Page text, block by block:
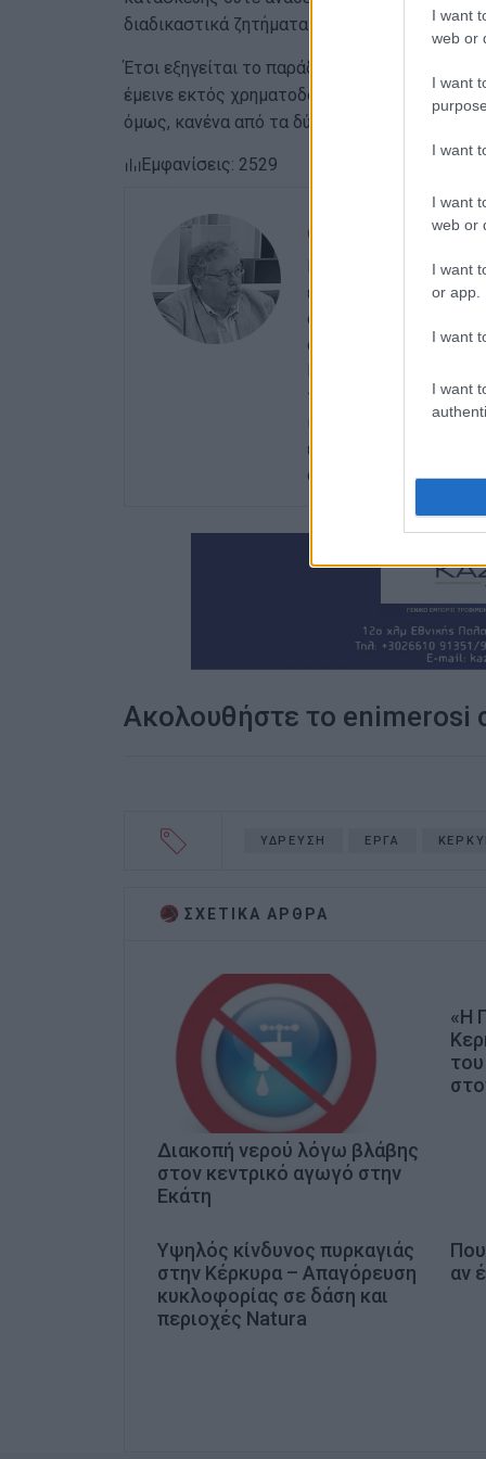
I want
web or
I want
I want
I want
web or
I want
or app.
I want
I want
διαδικαστικά ζητήματα διαχείρισης της
Έτσι εξηγείται το παράδοξο: η Κέρκυρα δεν
έμεινε εκτός χρηματοδότησης, αλλά επειδή
όμως, κανένα από τα δύο έργα δεν φαίνεται
Εμφανίσεις: 2529
ΓΙΩΡΓΟΣ
Είναι ο εκδότης -
εργαστεί ως
αρχές της δεκαετίας
αθηναϊκές
του γενικού
ισχυρότερη
ενδιαφέρον του για τα
ανιδιοτελής
Ακολουθήστε το enimerosi
ΥΔΡΕΥΣΗ ΕΡΓΑ
ΣΧΕΤΙΚA AΡΘΡΑ
Διακοπή νερού λόγω βλάβης
στον κεντρικό αγωγό στην
Εκάτη
«Η
Υψηλός κίνδυνος πυρκαγιάς
στην Κέρκυρα – Απαγόρευση
κυκλοφορίας σε δάση και
περιοχές Natura
αν